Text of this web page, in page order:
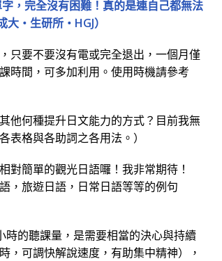
，完全沒有困難！真的是連自己都無法
‧生研所‧HGJ）
只要不要沒有電或完全退出，一個月僅
時間，可多加利用。使用時機請參考
他何種提升日文能力的方式？目前我無
格與各助詞之各用法。）
對簡單的觀光日語囉！我非常期待！
，旅遊日語，日常日語等等的例句
的聽課量，是需要相當的決心與持續
，可調快解說速度，有助集中精神），